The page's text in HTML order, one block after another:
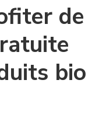
de
bio